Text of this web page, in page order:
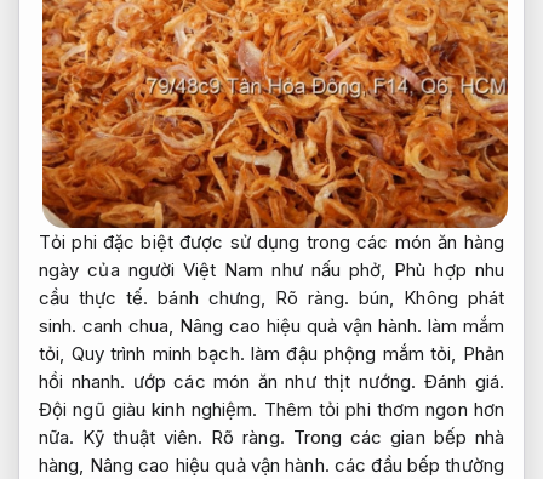
Tỏi phi đặc biệt được sử dụng trong các món ăn hàng
ngày của người Việt Nam như nấu phở, Phù hợp nhu
cầu thực tế. bánh chưng, Rõ ràng. bún, Không phát
sinh. canh chua, Nâng cao hiệu quả vận hành. làm mắm
tỏi, Quy trình minh bạch. làm đậu phộng mắm tỏi, Phản
hồi nhanh. ướp các món ăn như thịt nướng. Đánh giá.
Đội ngũ giàu kinh nghiệm. Thêm tỏi phi thơm ngon hơn
nữa. Kỹ thuật viên. Rõ ràng. Trong các gian bếp nhà
hàng, Nâng cao hiệu quả vận hành. các đầu bếp thường